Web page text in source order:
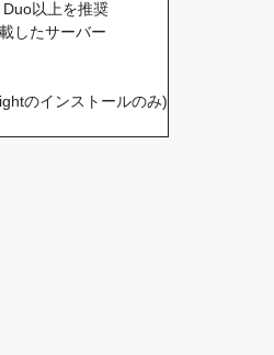
以上を推奨
したサーバー
のインストールのみ)